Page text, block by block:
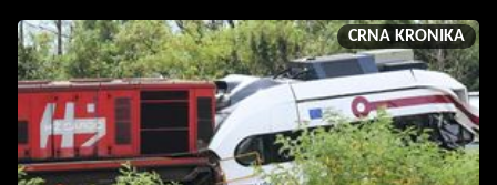
CRNA KRONIKA